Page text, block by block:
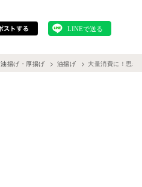
油揚げ・厚揚げ 油揚げ 大量消費に！思わ